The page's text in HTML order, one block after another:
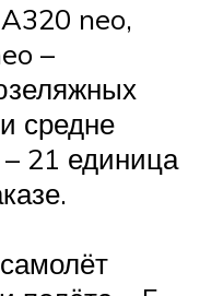
neo,
–
средне
21 единица